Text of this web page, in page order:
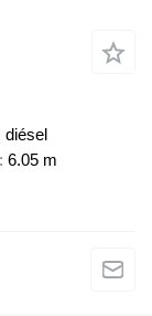
diésel
6.05 m